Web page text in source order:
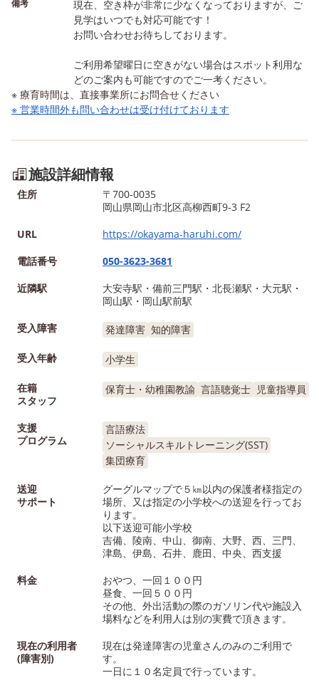
備考
現在、空き枠が非常に少なくなっておりますが、ご
見学はいつでも対応可能です！
お問い合わせお待ちしております。
ご利用希望曜日に空きがない場合はスポット利用な
どのご案内も可能ですのでご一考ください。
※ 療育時間は、直接事業所にお問合せください
※ 営業時間外も問い合わせは受け付けております
施設詳細情報
住所
〒700-0035
岡山県岡山市北区高柳西町9-3 F2
URL
https://okayama-haruhi.com/
電話番号
050-3623-3681
近隣駅
大安寺駅・備前三門駅・北長瀬駅・大元駅・
岡山駅・岡山駅前駅
受入障害
発達障害 知的障害
受入年齢 小学生
在籍
スタッフ
保育士・幼稚園教諭 言語聴覚士 児童指導員
支援
プログラム
言語療法
ソーシャルスキルトレーニング(SST)
集団療育
送迎
サポート
グーグルマップで５㎞以内の保護者様指定の
場所、又は指定の小学校への送迎を行ってお
ります。
以下送迎可能小学校
吉備、陵南、中山、御南、大野、西、三門、
津島、伊島、石井、鹿田、中央、西支援
料金
おやつ、一回１００円
昼食、一回５００円
その他、外出活動の際のガソリン代や施設入
場料などを利用人は別の実費で頂きます。
現在の利用者
(障害別)
現在は発達障害の児童さんのみのご利用で
す。
一日に１０名定員で行っています。